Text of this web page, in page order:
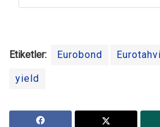
Etiketler: Eurobond Eurotahvil
yield